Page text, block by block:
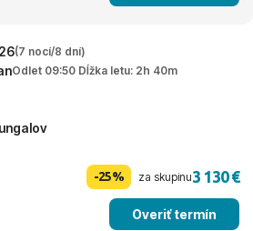
(7 nocí/8 dní)
Odlet 09:50 Dĺžka letu: 2h 40m
-25% za skupinu3 130 €
Overiť termín